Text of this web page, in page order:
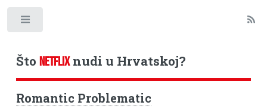
Što NETFLIXnudi u Hrvatskoj?
Romantic Problematic